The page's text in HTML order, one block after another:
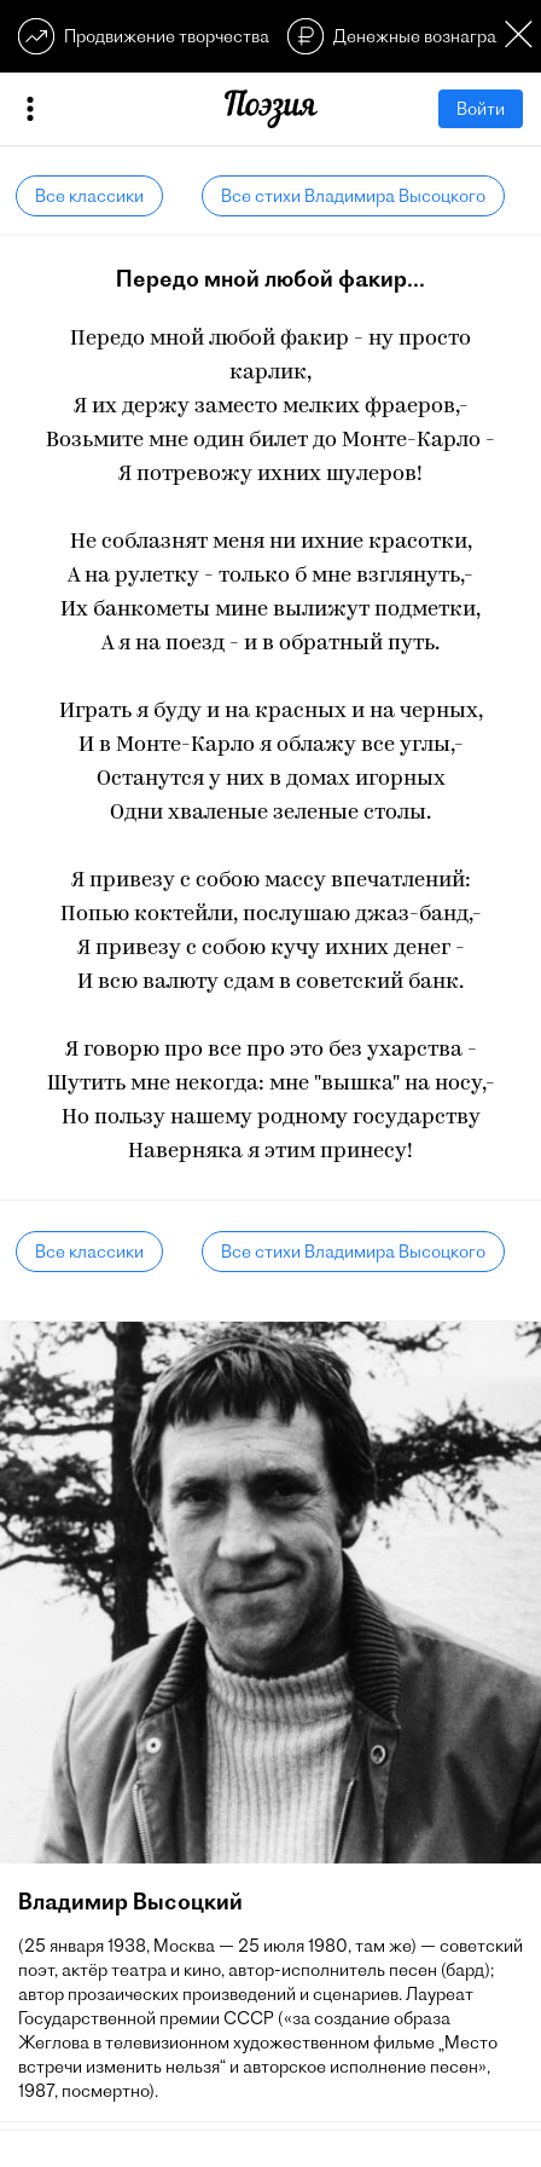
Продвижение творчества Денежные
Войти
Все классики Все стихи Владимира Высоцкого
Передо мной любой факир...
Передо мной любой факир - ну просто
карлик,
Я их держу заместо мелких фраеров,-
Возьмите мне один билет до Монте-Карло -
Я потревожу ихних шулеров!
Не соблазнят меня ни ихние красотки,
А на рулетку - только б мне взглянуть,-
Их банкометы мине вылижут подметки,
А я на поезд - и в обратный путь.
Играть я буду и на красных и на черных,
И в Монте-Карло я облажу все углы,-
Останутся у них в домах игорных
Одни хваленые зеленые столы.
Я привезу с собою массу впечатлений:
Попью коктейли, послушаю джаз-банд,-
Я привезу с собою кучу ихних денег -
И всю валюту сдам в советский банк.
Я говорю про все про это без ухарства -
Шутить мне некогда: мне "вышка" на носу,-
Но пользу нашему родному государству
Наверняка я этим принесу!
Все классики Все стихи Владимира Высоцкого
Владимир Высоцкий
(25 января 1938, Москва — 25 июля 1980, там же) — советский
поэт, актёр театра и кино, автор-исполнитель песен (бард);
автор прозаических произведений и сценариев. Лауреат
Государственной премии СССР («за создание образа
Жеглова в телевизионном художественном фильме „Место
встречи изменить нельзя“ и авторское исполнение песен»,
1987, посмертно).